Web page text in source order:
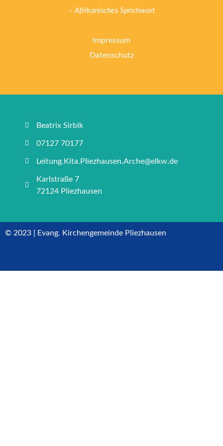
– Afrikanisches Sprichwort
Impressum
Datenschutz
Beatrix Sirbik
07127 70177
Leitung.Kita.Pliezhausen.Arche@elkw.de
Karlstraße 7
72124 Pliezhausen
© 2023 | Evang. Kirchengemeinde Pliezhausen